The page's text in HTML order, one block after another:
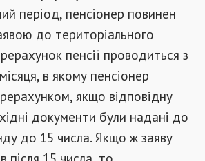
період, пенсіонер повинен
до територіального
пенсії проводиться з
в якому пенсіонер
якщо відповідну
документи були надані до
до 15 числа. Якщо ж заяву